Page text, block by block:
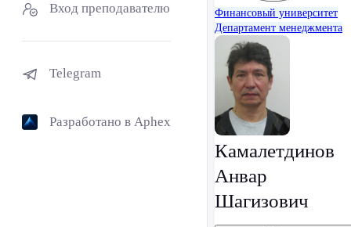
Вход преподавателю
Telegram
Разработано в Aphex
Финансовый университет
Департамент менеджмента
Камалетдинов
Анвар
Шагизович